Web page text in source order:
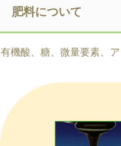
肥料について
有機酸、糖、微量要素、